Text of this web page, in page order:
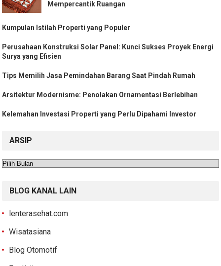
Mempercantik Ruangan
Kumpulan Istilah Properti yang Populer
Perusahaan Konstruksi Solar Panel: Kunci Sukses Proyek Energi
Surya yang Efisien
Tips Memilih Jasa Pemindahan Barang Saat Pindah Rumah
Arsitektur Modernisme: Penolakan Ornamentasi Berlebihan
Kelemahan Investasi Properti yang Perlu Dipahami Investor
ARSIP
Arsip
BLOG KANAL LAIN
lenterasehat.com
Wisatasiana
Blog Otomotif